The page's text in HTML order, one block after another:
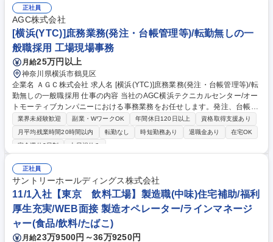
正社員
AGC株式会社
[横浜(YTC)]庶務業務(発注・台帳管理等)/転勤無しの一
般職採用 工場現場事務
月給25万円以上
神奈川県横浜市鶴見区
企業名 ＡＧＣ株式会社 求人名 [横浜(YTC)]庶務業務(発注・台帳管理等)/転
勤無しの一般職採用 仕事の内容 当社のAGC横浜テクニカルセンター/オー
トモーティブカンパニーにおける事務業務をお任せします。発注、台帳管
理、納品物の管理、愛知工場・相模工場との連携業務をお任せします。
【詳細】●発注、台帳管理、納品物の管理 ●愛知工場や相模工場との連携
(納品物の確認や発注コードの確認など) ●社内メールの展開・確認 【働き
管理等)/転勤無しの一般職採用
業界未経験歓迎 副業・WワークOK 年間休日120日以上
資格取得支援あり
月平均残業時間20時間以内
転勤なし 時短勤務あり 退職金あり
在宅OK
完全週休2日制
土日祝休み
正社員
サントリーホールディングス株式会社
11/1入社【東京 飲料工場】製造職(中味)住宅補助/福利
厚生充実/WEB面接 製造オペレーター/ラインマネージ
ャー(食品/飲料/たばこ)
月給23万9500円～36万9250円